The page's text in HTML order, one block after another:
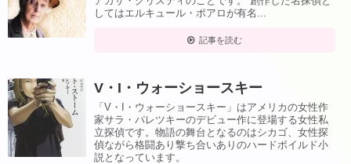
してはエルキュール・ポアロが有名...
記事を読む
V・I・ウォーショースキー
「V・I・ウォーショースキー」はアメリカの女性作
家サラ・パレツキーのデビュー作に登場する女性私
立探偵です。物語の舞台となるのはシカゴ、女性探
偵ながら格闘あり撃ち合いありのハードボイルド小
説となっています。